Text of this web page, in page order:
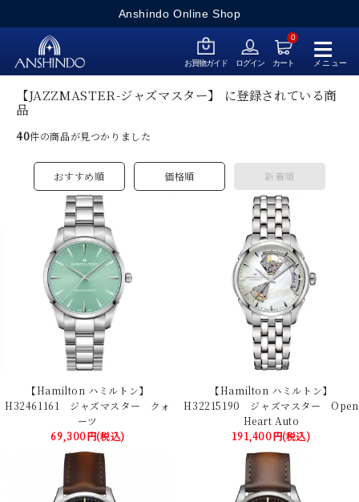
Anshindo Online Shop
≡
メニュー
お買物ガイド ログイン
0
カート
【JAZZMASTER-ジャズマスター】 に登録されている商
品
40件の商品が見つかりました
おすすめ順 価格順 新着順
【Hamilton ハミルトン】
H32461161 ジャズマスター クォ
ーツ
69,300円(税込)
【Hamilton ハミルトン】
H32215190 ジャズマスター Open
Heart Auto
191,400円(税込)